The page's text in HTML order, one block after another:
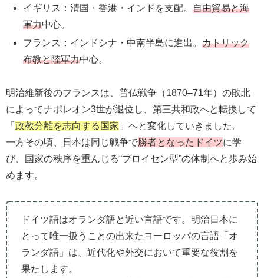
イギリス：清国・香港・インドを支配。自由貿易と海
軍力中心。
フランス：インドシナ・中南半島に進出。カトリック
布教と陸軍力中心。
明治維新後のフランスは、普仏戦争（1870–71年）の敗北
によってナポレオン3世が退位し、第三共和政へと転換して
「 政教分離を志向する国家 」へと変化していきました。
一方その頃、日本は同じ戦争で勝者となったドイツに学
び、国家の秩序を重んじる“プロイセン型”の体制へと歩み始
めます。
ドイツ語はオランダ語と近い言語です。明治日本に
とって唯一扱うことの出来たヨーロッパの言語「オ
ランダ語」は、近代化や外交において重要な役割を
果たします。